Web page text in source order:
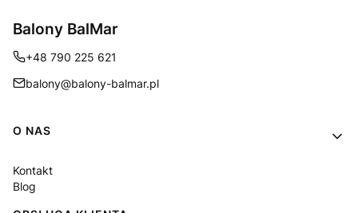
Balony BalMar
+48 790 225 621
balony@balony-balmar.pl
Linki w stopce
O NAS
Kontakt
Blog